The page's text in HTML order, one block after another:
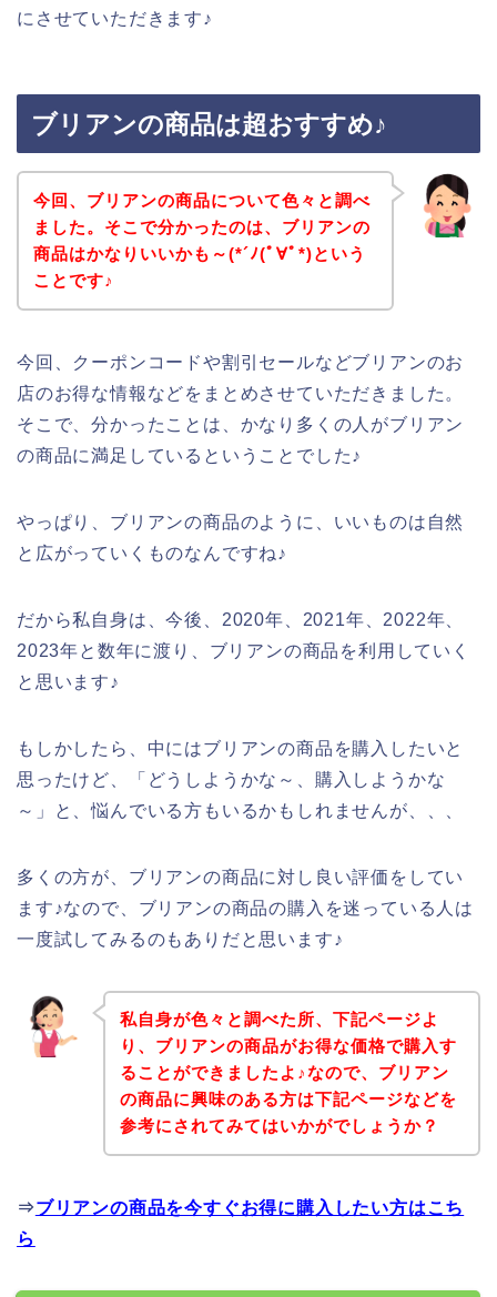
にさせていただきます♪
ブリアンの商品は超おすすめ♪
今回、ブリアンの商品について色々と調べ
ました。そこで分かったのは、ブリアンの
商品はかなりいいかも～(*´ﾉ(ﾟ∀ﾟ*)という
ことです♪
今回、クーポンコードや割引セールなどブリアンのお
店のお得な情報などをまとめさせていただきました。
そこで、分かったことは、かなり多くの人がブリアン
の商品に満足しているということでした♪
やっぱり、ブリアンの商品のように、いいものは自然
と広がっていくものなんですね♪
だから私自身は、今後、2020年、2021年、2022年、
2023年と数年に渡り、ブリアンの商品を利用していく
と思います♪
もしかしたら、中にはブリアンの商品を購入したいと
思ったけど、「どうしようかな～、購入しようかな
～」と、悩んでいる方もいるかもしれませんが、、、
多くの方が、ブリアンの商品に対し良い評価をしてい
ます♪なので、ブリアンの商品の購入を迷っている人は
一度試してみるのもありだと思います♪
私自身が色々と調べた所、下記ページよ
り、ブリアンの商品がお得な価格で購入す
ることができましたよ♪なので、ブリアン
の商品に興味のある方は下記ページなどを
参考にされてみてはいかがでしょうか？
⇒ブリアンの商品を今すぐお得に購入したい方はこち
ら